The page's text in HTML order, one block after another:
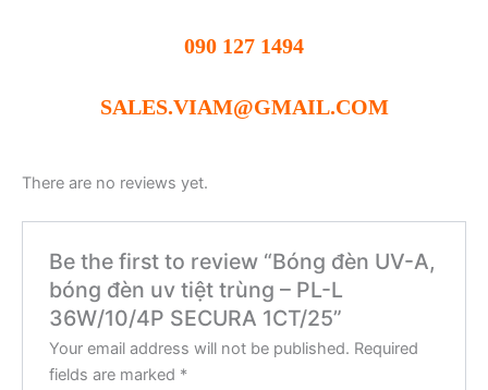
090 127 1494
SALES.VIAM@GMAIL.COM
There are no reviews yet.
Be the first to review “Bóng đèn UV-A,
bóng đèn uv tiệt trùng – PL-L
36W/10/4P SECURA 1CT/25”
Your email address will not be published. Required
fields are marked *